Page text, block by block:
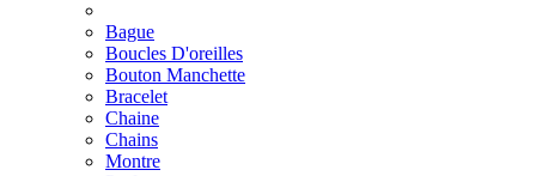
Bague
Boucles D'oreilles
Bouton Manchette
Bracelet
Chaine
Chains
Montre